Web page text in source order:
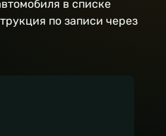
в списке
по записи через